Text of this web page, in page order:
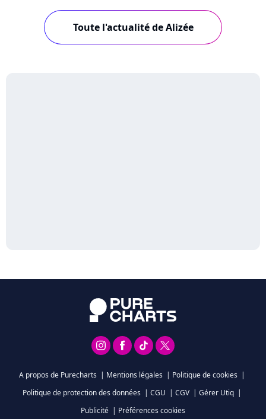
Toute l'actualité de Alizée
A propos de Purecharts | Mentions légales | Politique de cookies |
Politique de protection des données | CGU | CGV | Gérer Utiq |
Publicité | Préférences cookies